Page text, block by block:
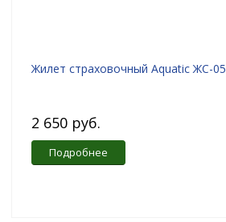
Жилет страховочный Aquatic ЖС-05
2 650 руб.
Подробнее